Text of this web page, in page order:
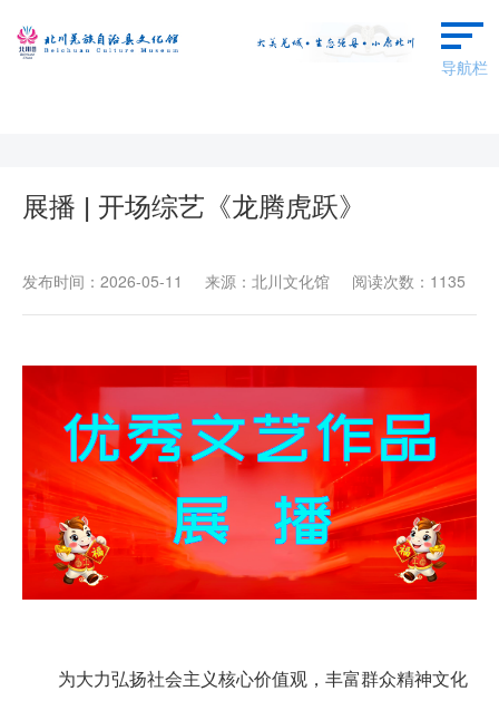
导航栏
本馆概况
场馆预约
广场舞蹈
数字文化云
展播 | 开场综艺《龙腾虎跃》
发布时间：2026-05-11 来源：北川文化馆 阅读次数：1135
为大力弘扬社会主义核心价值观，丰富群众精神文化